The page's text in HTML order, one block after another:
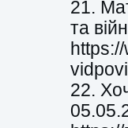
21.
та
22.